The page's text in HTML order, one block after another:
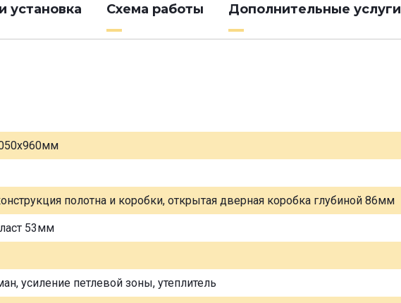
установка Схема работы Дополнительные услуги
полотна и коробки, открытая дверная коробка глубиной 86мм
53мм
усиление петлевой зоны, утеплитель